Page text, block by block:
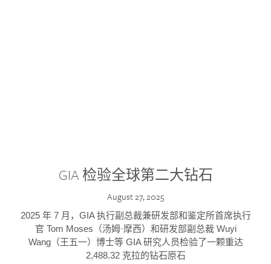
GIA 检验全球第二大钻石
August 27, 2025
2025 年 7 月，GIA 执行副总裁兼研发部和鉴定所首席执行
官 Tom Moses（汤姆·摩西）和研发部副总裁 Wuyi
Wang（王五一）博士等 GIA 研究人员检验了一颗重达
2,488.32 克拉的钻石原石